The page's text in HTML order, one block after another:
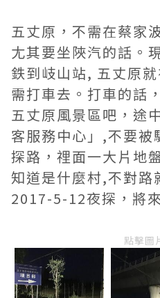
五丈原，不需在蔡家
尢其要坐陜汽的話。
鉄到岐山站, 五丈原
需打車去。打車的話
五丈原風景區吧，途
客服務中心」,不要被
探路，𥚃面一大片地
知道是什麼村,不對路
2017-5-12夜探，將
點擊圖